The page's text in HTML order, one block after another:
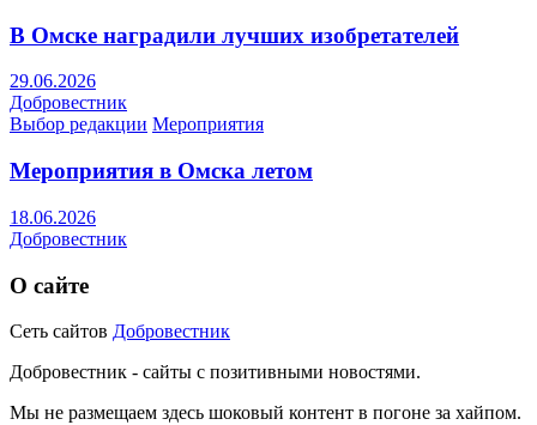
В Омске наградили лучших изобретателей
29.06.2026
Добровестник
Выбор редакции Мероприятия
Мероприятия в Омска летом
18.06.2026
Добровестник
О сайте
Сеть сайтов Добровестник
Добровестник - сайты с позитивными новостями.
Мы не размещаем здесь шоковый контент в погоне за хайпом.